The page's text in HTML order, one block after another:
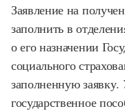
Заявление на
заполнить в
о его назначении
социального
заполненную заявку.
государственное